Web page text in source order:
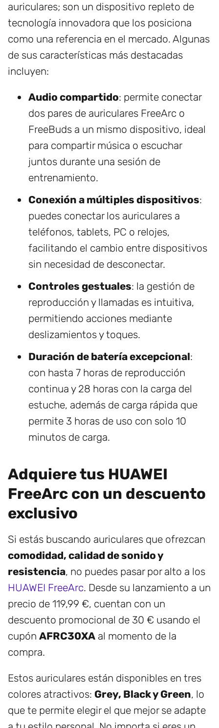
auriculares; son un dispositivo repleto de
tecnología innovadora que los posiciona
como una referencia en el mercado. Algunas
de sus características más destacadas
incluyen:
Audio compartido: permite conectar
dos pares de auriculares FreeArc o
FreeBuds a un mismo dispositivo, ideal
para compartir música o escuchar
juntos durante una sesión de
entrenamiento.
Conexión a múltiples dispositivos:
puedes conectar los auriculares a
teléfonos, tablets, PC o relojes,
facilitando el cambio entre dispositivos
sin necesidad de desconectar.
Controles gestuales: la gestión de
reproducción y llamadas es intuitiva,
permitiendo acciones mediante
deslizamientos y toques.
Duración de batería excepcional:
con hasta 7 horas de reproducción
continua y 28 horas con la carga del
estuche, además de carga rápida que
permite 3 horas de uso con solo 10
minutos de carga.
Adquiere tus HUAWEI
FreeArc con un descuento
exclusivo
Si estás buscando auriculares que ofrezcan
comodidad, calidad de sonido y
resistencia, no puedes pasar por alto a los
HUAWEI FreeArc. Desde su lanzamiento a un
precio de 119,99 €, cuentan con un
descuento promocional de 30 € usando el
cupón AFRC30XA al momento de la
compra.
Estos auriculares están disponibles en tres
colores atractivos: Grey, Black y Green, lo
que te permite elegir el que mejor se adapte